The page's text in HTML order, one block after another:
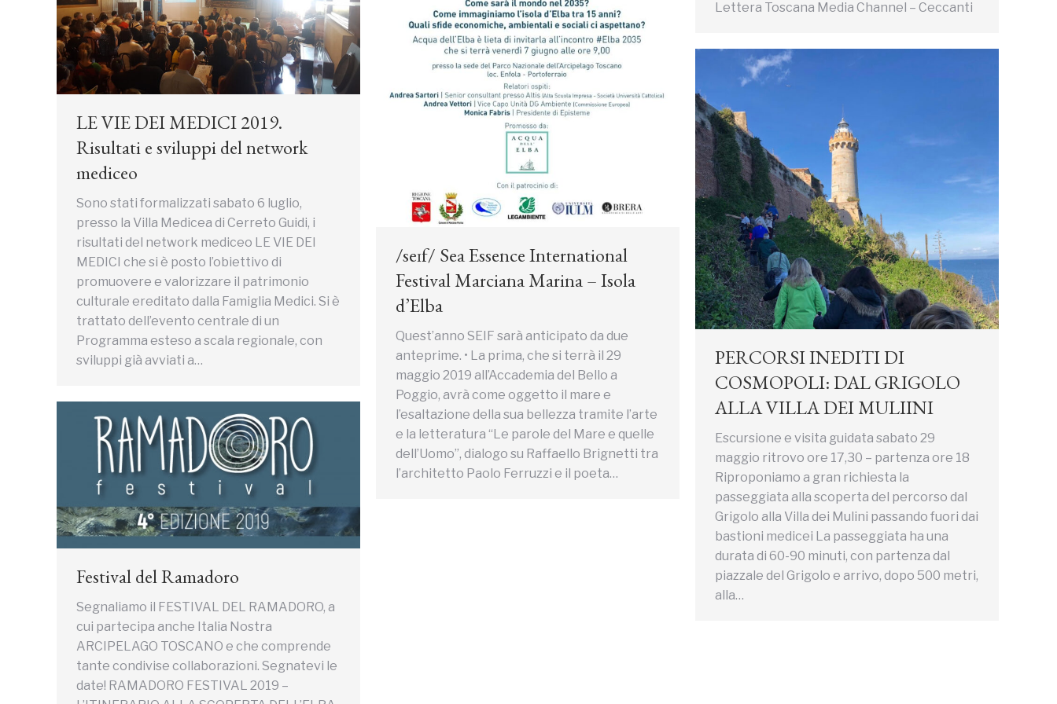
LE VIE DEI MEDICI 2019.
Risultati e sviluppi del network
mediceo
Sono stati formalizzati sabato 6 luglio,
presso la Villa Medicea di Cerreto Guidi, i
risultati del network mediceo LE VIE DEI
MEDICI che si è posto l’obiettivo di
promuovere e valorizzare il patrimonio
culturale ereditato dalla Famiglia Medici. Si è
trattato dell’evento centrale di un
Programma esteso a scala regionale, con
sviluppi già avviati a…
/seɪf/ Sea Essence International
Festival Marciana Marina – Isola
d’Elba
Quest’anno SEIF sarà anticipato da due
anteprime. • La prima, che si terrà il 29
maggio 2019 all’Accademia del Bello a
Poggio, avrà come oggetto il mare e
l’esaltazione della sua bellezza tramite l’arte
e la letteratura “Le parole del Mare e quelle
dell’Uomo”, dialogo su Raffaello Brignetti tra
l’architetto Paolo Ferruzzi e il poeta…
Lettera Toscana Media Channel – Ceccanti
PERCORSI INEDITI DI
COSMOPOLI: DAL GRIGOLO
ALLA VILLA DEI MULIINI
Escursione e visita guidata sabato 29
maggio ritrovo ore 17,30 – partenza ore 18
Riproponiamo a gran richiesta la
passeggiata alla scoperta del percorso dal
Grigolo alla Villa dei Mulini passando fuori dai
bastioni medicei La passeggiata ha una
durata di 60-90 minuti, con partenza dal
piazzale del Grigolo e arrivo, dopo 500 metri,
alla…
Festival del Ramadoro
Segnaliamo il FESTIVAL DEL RAMADORO, a
cui partecipa anche Italia Nostra
ARCIPELAGO TOSCANO e che comprende
tante condivise collaborazioni. Segnatevi le
date! RAMADORO FESTIVAL 2019 –